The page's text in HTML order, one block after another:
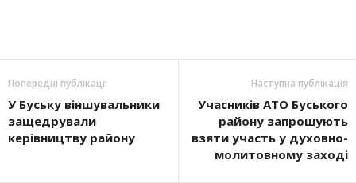
Попередні публікації
У Буську віншувальники
защедрували
керівництву району
Наступна публікація
Учасників АТО Буського
району запрошують
взяти участь у духовно-
молитовному заході